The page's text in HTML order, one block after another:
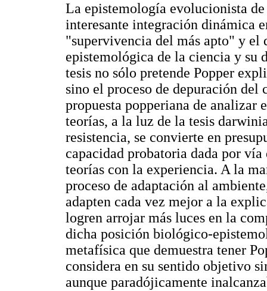
La epistemología evolucionista
interesante integración dinámica
"supervivencia del más apto" y el
epistemológica de la ciencia y su
tesis no sólo pretende Popper
sino el proceso de depuración
propuesta popperiana de analizar
teorías, a la luz de la tesis
resistencia, se convierte en
capacidad probatoria dada por
teorías con la experiencia. A la
proceso de adaptación al
adapten cada vez mejor a la
logren arrojar más luces en la
dicha posición biológico-
metafísica que demuestra tener
considera en su sentido objetivo
aunque paradójicamente